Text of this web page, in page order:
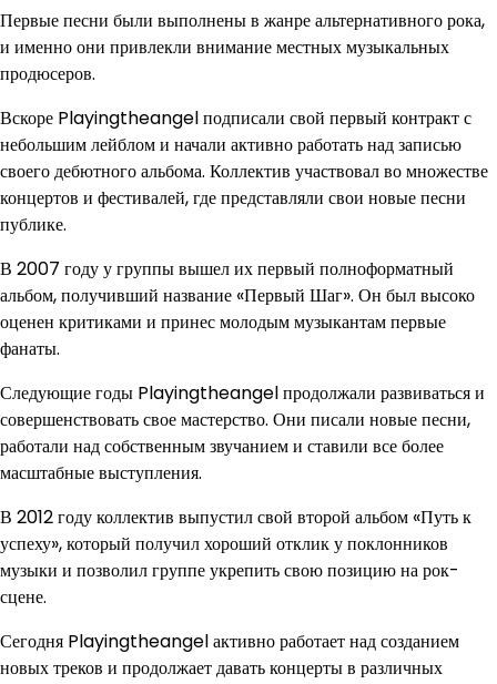
Первые песни были выполнены в жанре альтернативного рока,
и именно они привлекли внимание местных музыкальных
продюсеров.
Вскоре Playingtheangel подписали свой первый контракт с
небольшим лейблом и начали активно работать над записью
своего дебютного альбома. Коллектив участвовал во множестве
концертов и фестивалей, где представляли свои новые песни
публике.
В 2007 году у группы вышел их первый полноформатный
альбом, получивший название «Первый Шаг». Он был высоко
оценен критиками и принес молодым музыкантам первые
фанаты.
Следующие годы Playingtheangel продолжали развиваться и
совершенствовать свое мастерство. Они писали новые песни,
работали над собственным звучанием и ставили все более
масштабные выступления.
В 2012 году коллектив выпустил свой второй альбом «Путь к
успеху», который получил хороший отклик у поклонников
музыки и позволил группе укрепить свою позицию на рок-
сцене.
Сегодня Playingtheangel активно работает над созданием
новых треков и продолжает давать концерты в различных